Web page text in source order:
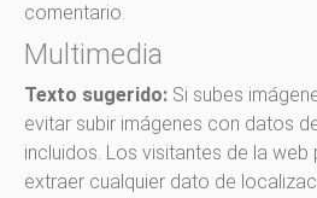
comentario.
Multimedia
Texto sugerido: Si subes
evitar subir imágenes con datos
incluidos. Los visitantes de la
extraer cualquier dato de